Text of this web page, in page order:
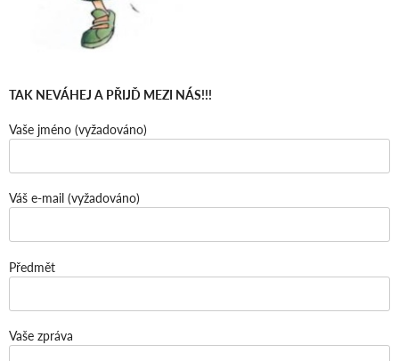
TAK NEVÁHEJ A PŘIJĎ MEZI NÁS!!!
Vaše jméno (vyžadováno)
Váš e-mail (vyžadováno)
Předmět
Vaše zpráva